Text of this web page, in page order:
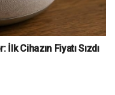
İlk Cihazın Fiyatı Sızdı